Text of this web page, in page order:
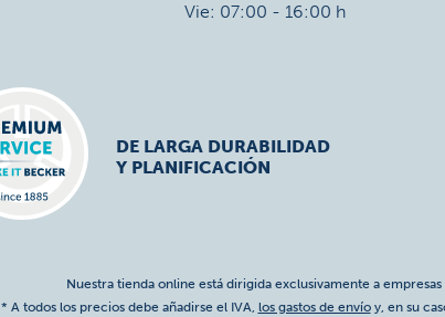
Vie: 07:00 - 16:00 h
DE LARGA DURABILIDAD
Y PLANIFICACIÓN
Nuestra tienda online está dirigida exclusivamente a
* A todos los precios debe añadirse el IVA, los gastos de envíoy, en su